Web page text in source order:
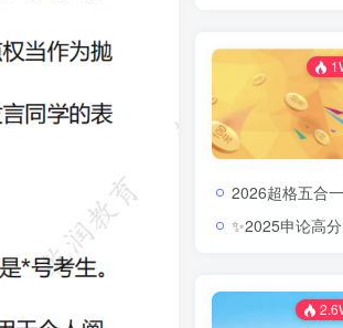
2026超格五合一夸夸刷刷题营：把行测申论的每个模块都刷成你的
✨2025申论高分密码：范文模板与规范词的系统进阶路径(含半